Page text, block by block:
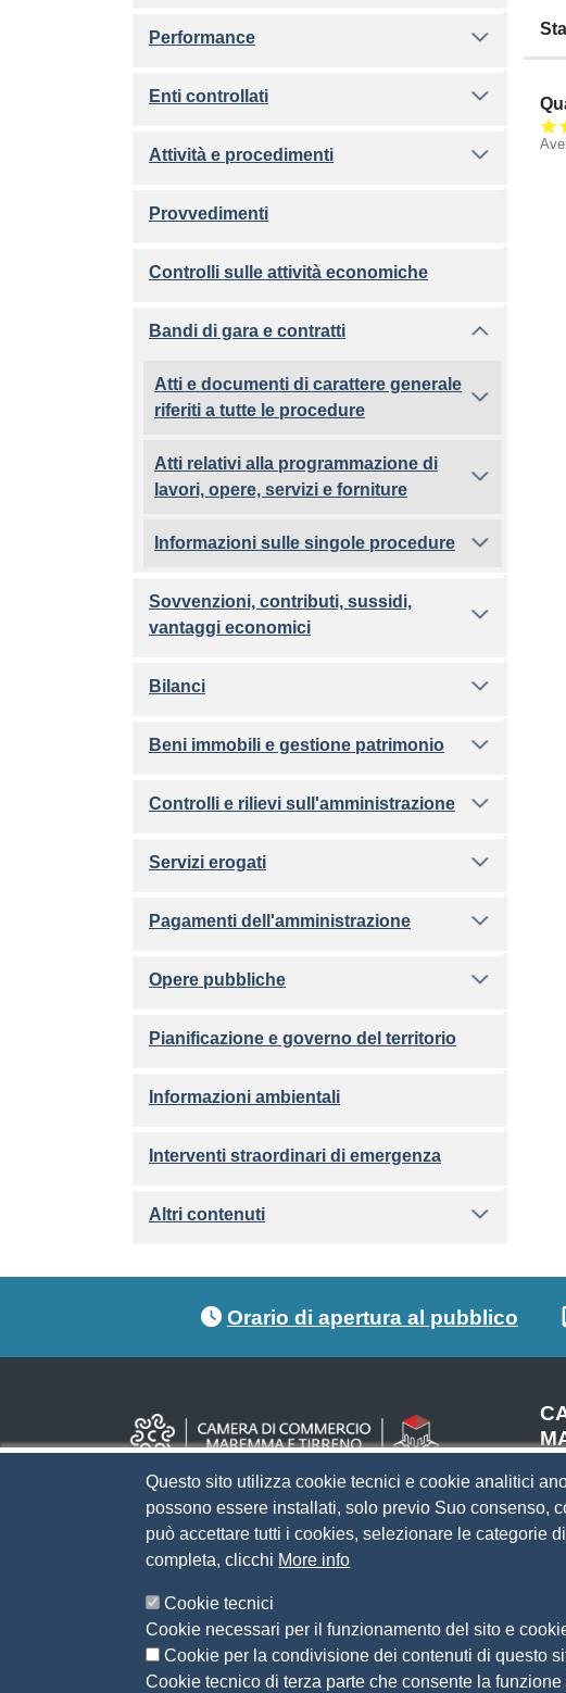
Performance
Enti controllati
Attività e procedimenti
Provvedimenti
Controlli sulle attività economiche
Bandi di gara e contratti
Atti e documenti di carattere generale
riferiti a tutte le procedure
Atti relativi alla programmazione di
lavori, opere, servizi e forniture
Informazioni sulle singole procedure
Sovvenzioni, contributi, sussidi,
vantaggi economici
Bilanci
Beni immobili e gestione patrimonio
Controlli e rilievi sull'amministrazione
Servizi erogati
Pagamenti dell'amministrazione
Opere pubbliche
Pianificazione e governo del territorio
Informazioni ambientali
Interventi straordinari di emergenza
Altri contenuti
Orario di apertura al pubblico
Questo sito utilizza cookie tecnici e cookie analitici
possono essere installati, solo previo Suo consenso,
può accettare tutti i cookies, selezionare le categorie
completa, clicchi More info
Cookie tecnici
Cookie necessari per il funzionamento del sito e
Cookie per la condivisione dei contenuti di questo
Cookie tecnico di terza parte che consente la